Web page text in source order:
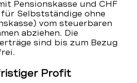
Pensionskasse und CHF
Selbstständige ohne
vom steuerbaren
abziehen. Die
sind bis zum Bezug
Profit